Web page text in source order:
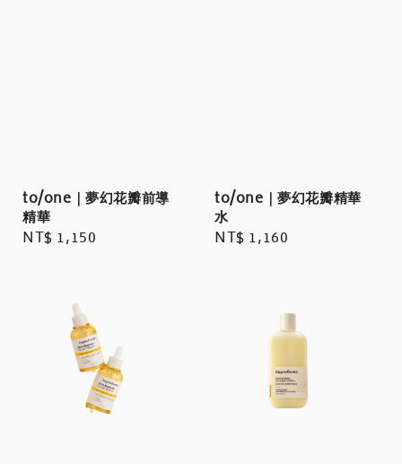
to/one｜夢幻花瓣前導
精華
Regular
NT$ 1,150
to/one｜夢幻花瓣精華
水
Regular
NT$ 1,160